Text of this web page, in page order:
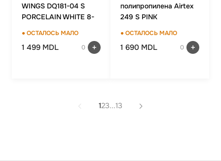
WINGS DQ181-04 S
PORCELAIN WHITE 8-
● ОСТАЛОСЬ МАЛО
1 499 MDL 0
полипропилена Airtex
249 S PINK
● ОСТАЛОСЬ МАЛО
1 690 MDL 0
123...13